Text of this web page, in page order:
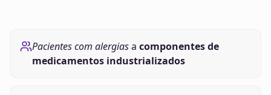
Pacientes com alergiasa componentes de
medicamentos industrializados